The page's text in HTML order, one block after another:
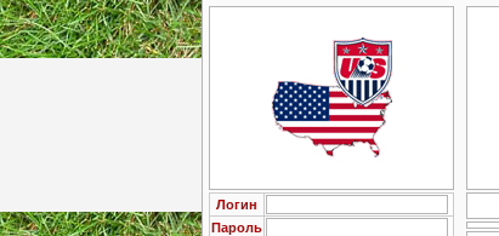
Логин
Пароль